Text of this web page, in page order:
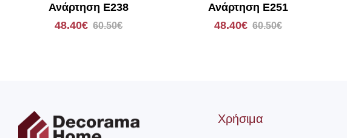
Ανάρτηση E238
48.40€ 60.50€
Ανάρτηση E251
48.40€ 60.50€
Χρήσιμα